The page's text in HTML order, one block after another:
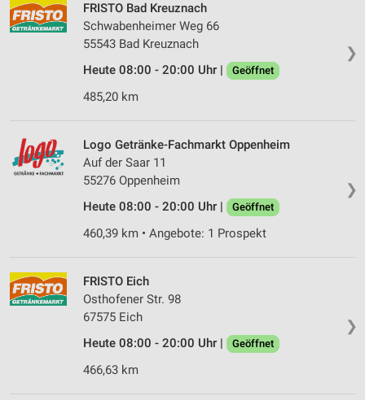
❯
FRISTO Bad Kreuznach
Schwabenheimer Weg 66
55543 Bad Kreuznach
Heute 08:00 - 20:00 Uhr |
Geöffnet
485,20 km
❯
Logo Getränke-Fachmarkt Oppenheim
Auf der Saar 11
55276 Oppenheim
Heute 08:00 - 20:00 Uhr |
Geöffnet
460,39 km • Angebote: 1 Prospekt
❯
FRISTO Eich
Osthofener Str. 98
67575 Eich
Heute 08:00 - 20:00 Uhr |
Geöffnet
466,63 km